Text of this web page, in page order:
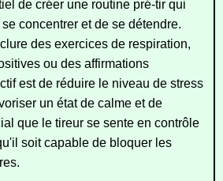
de créer une routine pré-tir qui
concentrer et de se détendre.
des exercices de respiration,
ou des affirmations
est de réduire le niveau de stress
un état de calme et de
que le tireur se sente en contrôle
soit capable de bloquer les